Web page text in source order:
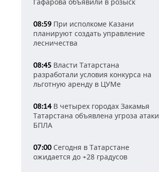
08:59 При исполкоме Казани
планируют создать управление
лесничества
08:45 Власти Татарстана
разработали условия конкурса на
льготную аренду в ЦУМе
08:14В четырех городах Закамья
Татарстана объявлена угроза атаки
БПЛА
07:00Сегодня в Татарстане
ожидается до +28 градусов